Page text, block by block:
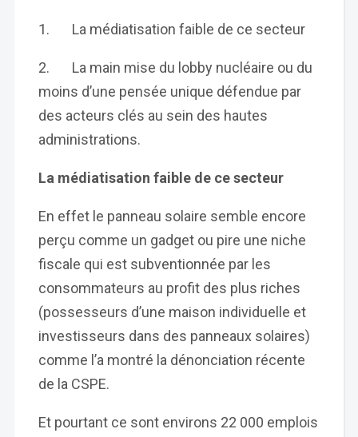
1. La médiatisation faible de ce secteur
2. La main mise du lobby nucléaire ou du
moins d’une pensée unique défendue par
des acteurs clés au sein des hautes
administrations.
La médiatisation faible de ce secteur
En effet le panneau solaire semble encore
perçu comme un gadget ou pire une niche
fiscale qui est subventionnée par les
consommateurs au profit des plus riches
(possesseurs d’une maison individuelle et
investisseurs dans des panneaux solaires)
comme l’a montré la dénonciation récente
de la CSPE.
Et pourtant ce sont environs 22 000 emplois